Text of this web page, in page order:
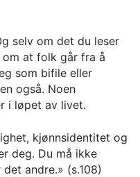
selv om det du leser
at folk går fra å
som bifile eller
også. Noen
i løpet av livet.
kjønnsidentitet og
deg. Du må ikke
andre.» (s.108)